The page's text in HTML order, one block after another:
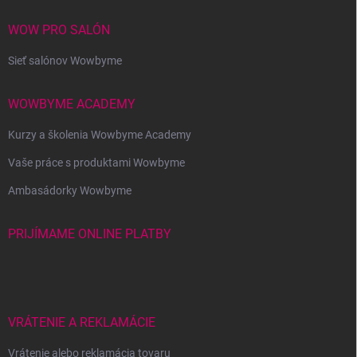
WOW PRO SALÓN
Sieť salónov Wowbyme
WOWBYME ACADEMY
Kurzy a školenia Wowbyme Academy
Vaše práce s produktami Wowbyme
Ambasádorky Wowbyme
PRIJÍMAME ONLINE PLATBY
VRÁTENIE A REKLAMÁCIE
Vrátenie alebo reklamácia tovaru